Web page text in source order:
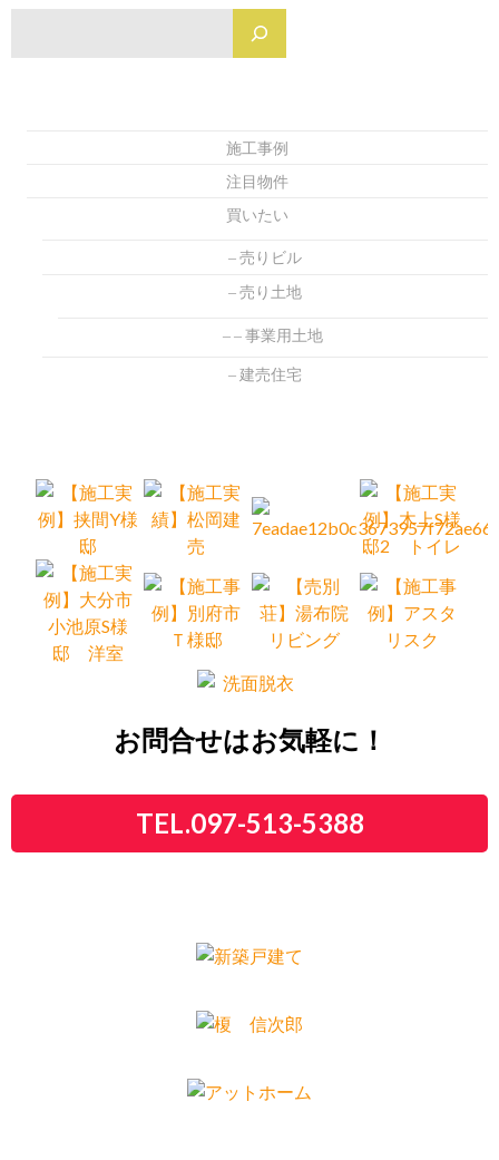
施工事例
注目物件
買いたい
売りビル
売り土地
事業用土地
建売住宅
お問合せはお気軽に！
TEL.097-513-5388